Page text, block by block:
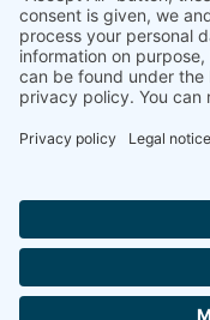
sales@linseis.in
뉴스레
터
회
사
임